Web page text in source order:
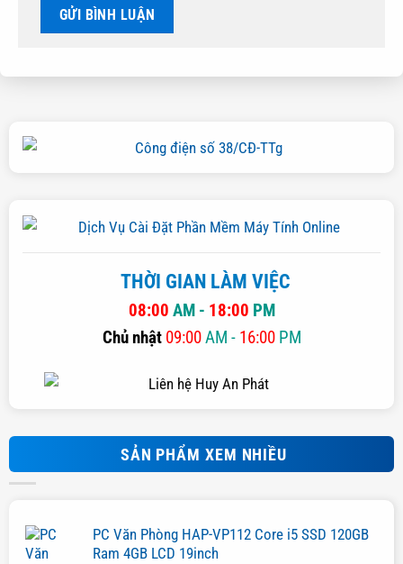
THỜI GIAN LÀM VIỆC
08:00 AM - 18:00 PM
Chủ nhật 09:00AM - 16:00PM
SẢN PHẨM XEM NHIỀU
PC Văn Phòng HAP-VP112 Core i5 SSD 120GB
Ram 4GB LCD 19inch